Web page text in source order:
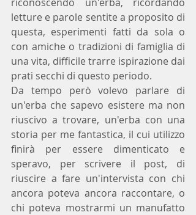
letture e parole sentite a proposito di
questa, esperimenti fatti da sola o
con amiche o tradizioni di famiglia di
una vita, difficile trarre ispirazione dai
prati secchi di questo periodo.
Da tempo però volevo parlare di
un'erba che sapevo esistere ma non
riuscivo a trovare, un'erba con una
storia per me fantastica, il cui utilizzo
finirà per essere dimenticato e
speravo, per scrivere il post, di
riuscire a fare un'intervista con chi
ancora poteva ancora raccontare, o
chi poteva mostrarmi un manufatto